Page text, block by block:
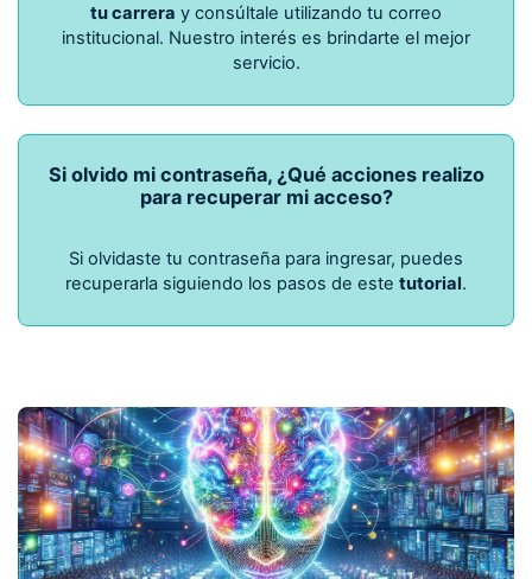
tu carrera y consúltale utilizando tu correo
institucional. Nuestro interés es brindarte el mejor
servicio.
Si olvido mi contraseña, ¿Qué acciones realizo
para recuperar mi acceso?
Si olvidaste tu contraseña para ingresar, puedes
recuperarla siguiendo los pasos de este tutorial.